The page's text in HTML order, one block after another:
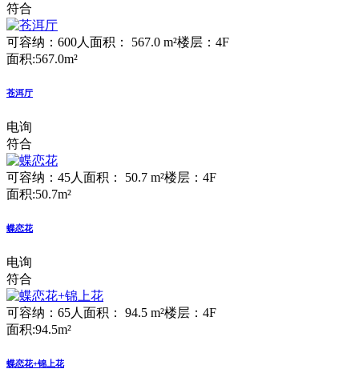
符合
可容纳：600人 面积： 567.0 m²楼层：4F
面积:567.0m²
苍洱厅
电询
符合
可容纳：45人 面积： 50.7 m²楼层：4F
面积:50.7m²
蝶恋花
电询
符合
可容纳：65人 面积： 94.5 m²楼层：4F
面积:94.5m²
蝶恋花+锦上花